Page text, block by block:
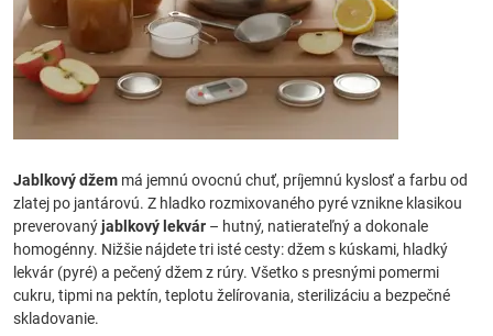
Jablkový džem má jemnú ovocnú chuť, príjemnú kyslosť a farbu od
zlatej po jantárovú. Z hladko rozmixovaného pyré vznikne klasikou
preverovanýjablkový lekvár – hutný, natierateľný a dokonale
homogénny. Nižšie nájdete tri isté cesty: džem s kúskami, hladký
lekvár (pyré) a pečený džem z rúry. Všetko s presnými pomermi
cukru, tipmi na pektín, teplotu želírovania, sterilizáciu a bezpečné
skladovanie.